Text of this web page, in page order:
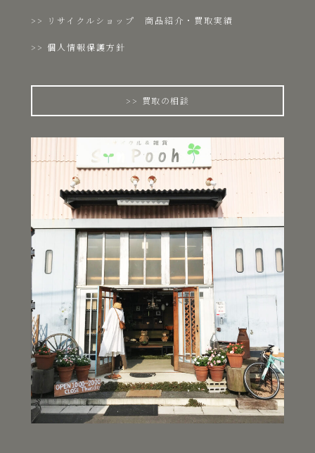
リサイクルショップ 商品紹介・買取実績
個人情報保護方針
買取の相談